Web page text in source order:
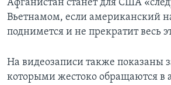
Афганистан станет для США
Вьетнамом, если американский
поднимется и не прекратит весь
На видеозаписи также показаны
которыми жестоко обращаются в